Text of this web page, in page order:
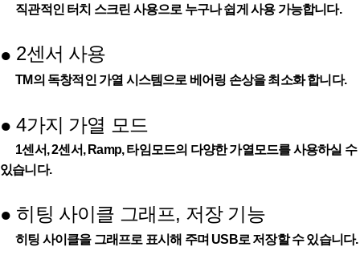
직관적인 터치 스크린 사용으로 누구나 쉽게 사용 가능합니다.
● 2센서 사용
TM의 독창적인 가열 시스템으로 베어링 손상을 최소화 합니다.
● 4가지 가열 모드
1센서, 2센서, Ramp, 타임모드의 다양한 가열모드를 사용하실 수
있습니다.
● 히팅 사이클 그래프, 저장 기능
히팅 사이클을 그래프로 표시해 주며 USB로 저장할 수 있습니다.